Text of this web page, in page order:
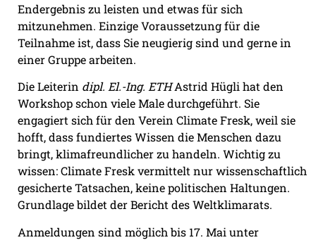
Endergebnis zu leisten und etwas für sich
mitzunehmen. Einzige Voraussetzung für die
Teilnahme ist, dass Sie neugierig sind und gerne in
einer Gruppe arbeiten.
Die Leiterin dipl. El.-Ing. ETHAstrid Hügli hat den
Workshop schon viele Male durchgeführt. Sie
engagiert sich für den Verein Climate Fresk, weil sie
hofft, dass fundiertes Wissen die Menschen dazu
bringt, klimafreundlicher zu handeln. Wichtig zu
wissen: Climate Fresk vermittelt nur wissenschaftlich
gesicherte Tatsachen, keine politischen Haltungen.
Grundlage bildet der Bericht des Weltklimarats.
Anmeldungen sind möglich bis 17. Mai unter